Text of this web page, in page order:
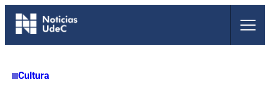
Saltar
Cultura